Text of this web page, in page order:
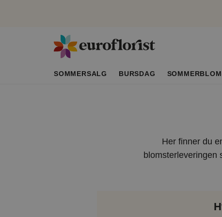
SOMMERSALG BURSDAG
Her finner du
blomsterleveringen